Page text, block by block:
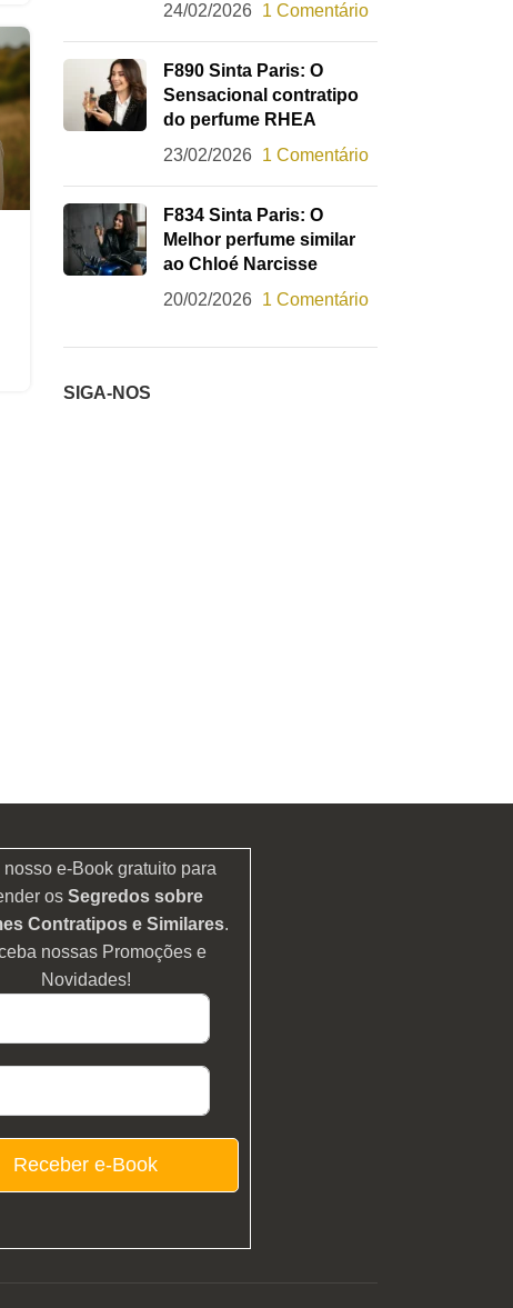
24/02/2026 1 Comentário
F890 Sinta Paris: O
Sensacional contratipo
do perfume RHEA
23/02/2026 1 Comentário
F834 Sinta Paris: O
Melhor perfume similar
ao Chloé Narcisse
20/02/2026 1 Comentário
SIGA-NOS
nosso e-Book gratuito para
os Segredos sobre
Contratipos e Similares.
nossas Promoções e
Novidades!
Receber e-Book